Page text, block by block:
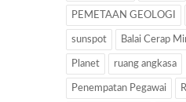
PEMETAAN GEOLOGI
sunspot Balai Cerap
Planet ruang angkasa
Penempatan Pegawai